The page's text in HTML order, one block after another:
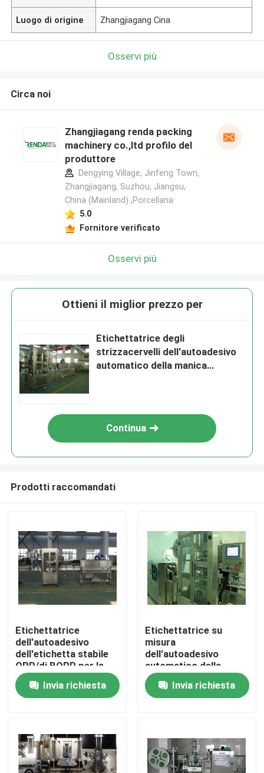
Casa
Chi siamo
Contatti
Luogo di origine Zhangjiagang Cina
Osservi più
Circa noi
Zhangjiagang renda packing
machinery co.,ltd profilo del
produttore
Dengying Village, Jinfeng Town,
Zhangjiagang, Suzhou, Jiangsu,
China (Mainland) ,Porcellana
5.0
Fornitore verificato
Osservi più
Ottieni il miglior prezzo per
Etichettatrice degli
strizzacervelli dell'autoadesivo
automatico della manica
Continua
Prodotti raccomandati
Etichettatrice
dell'autoadesivo
dell'etichetta stabile
OPP/di BOPP per la
linea di riempimento
della bevanda
Invia richiesta
Etichettatrice su
misura
dell'autoadesivo
automatico della
manica di 150BPM
380V,
2220*1100*2100mm,
Invia richiesta